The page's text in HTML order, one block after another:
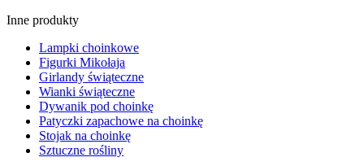
Inne produkty
Lampki choinkowe
Figurki Mikołaja
Girlandy świąteczne
Wianki świąteczne
Dywanik pod choinkę
Patyczki zapachowe na choinkę
Stojak na choinkę
Sztuczne rośliny